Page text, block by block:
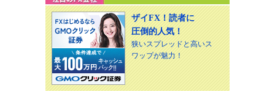
ザイFX！読者に
圧倒的人気！
狭いスプレッドと高いス
ワップが魅力！